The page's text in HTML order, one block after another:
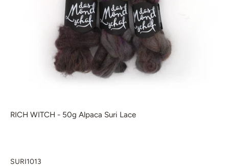
RICH WITCH - 50g Alpaca Suri Lace
SURI1013